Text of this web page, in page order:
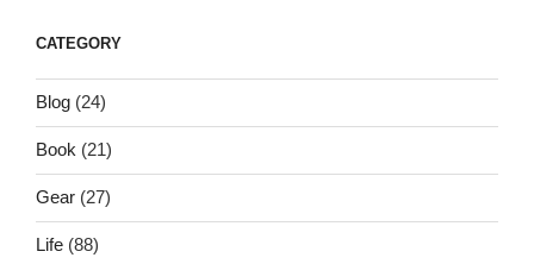
CATEGORY
Blog (24)
Book (21)
Gear (27)
Life (88)